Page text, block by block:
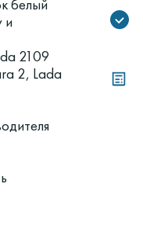
белый
и
2109
2, Lada